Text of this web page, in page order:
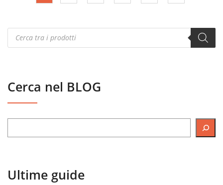
Products
search
Cerca nel BLOG
Ultime guide